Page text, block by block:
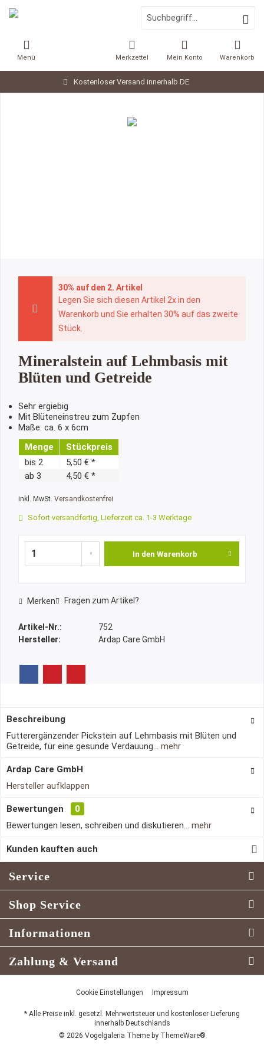
Kostenloser Versand innerhalb DE
Warenkorb
Merkzettel Mein Konto
Menü
30% auf den 2. Artikel
Legen Sie sich diesen Artikel 2x in den
Warenkorb und Sie erhalten 30% auf das zweite
Stück.
Mineralstein auf Lehmbasis mit
Blüten und Getreide
Sehr ergiebig
Mit Blüteneinstreu zum Zupfen
Maße: ca. 6 x 6cm
Menge
Stückpreis
bis 2
5,50 € *
ab 3 4,50 € *
inkl. MwSt. Versandkostenfrei
Sofort versandfertig, Lieferzeit ca. 1-3 Werktage
In den Warenkorb
Merken Fragen zum Artikel?
Artikel-Nr.:
752
Hersteller:
Ardap Care GmbH
Beschreibung
Futterergänzender Pickstein auf Lehmbasis mit Blüten und
Getreide, für eine gesunde Verdauung... mehr
Ardap Care GmbH
Hersteller aufklappen
Bewertungen
0
Bewertungen lesen, schreiben und diskutieren... mehr
Kunden kauften auch
Service
Shop Service
Informationen
Zahlung & Versand
Cookie Einstellungen Impressum
* Alle Preise inkl. gesetzl. Mehrwertsteuer und kostenloser Lieferung
innerhalb Deutschlands
© 2026 Vogelgaleria Theme by ThemeWare®